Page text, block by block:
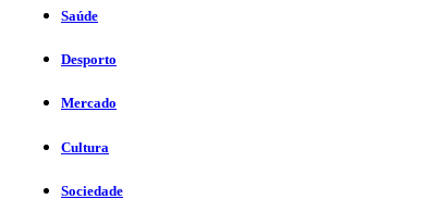
Saúde
Desporto
Mercado
Cultura
Sociedade